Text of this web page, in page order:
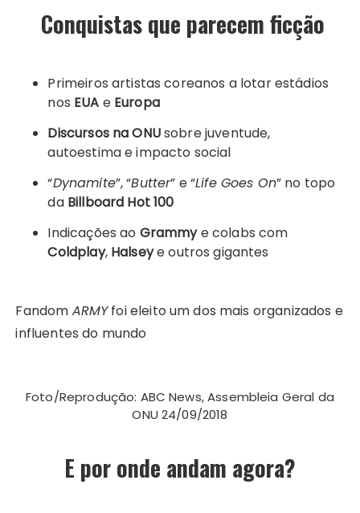
Conquistas que parecem ficção
Primeiros artistas coreanos a lotar estádios
nos EUA e Europa
Discursos na ONUsobre juventude,
autoestima e impacto social
“Dynamite”, “Butter” e “Life Goes On” no topo
da Billboard Hot 100
Indicações ao Grammye colabs com
Coldplay, Halseye outros gigantes
Fandom ARMYfoi eleito um dos mais organizados e
influentes do mundo
Foto/Reprodução: ABC News, Assembleia Geral da
ONU 24/09/2018
E por onde andam agora?